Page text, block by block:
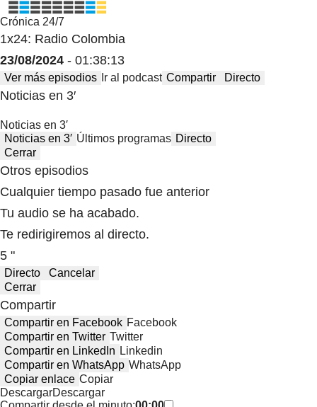
Crónica 24/7
1x24: Radio Colombia
23/08/2024 - 01:38:13
Ver más episodios Ir al podcast Compartir Directo
Noticias en 3′
Noticias en 3′
Noticias en 3′ Últimos programas Directo
Cerrar
Otros episodios
Cualquier tiempo pasado fue anterior
Tu audio se ha acabado.
Te redirigiremos al directo.
5 "
Directo
Cancelar
Cerrar
Compartir
Compartir en Facebook Facebook
Compartir en Twitter Twitter
Compartir en LinkedIn Linkedin
Compartir en WhatsApp WhatsApp
Copiar enlace Copiar
DescargarDescargar